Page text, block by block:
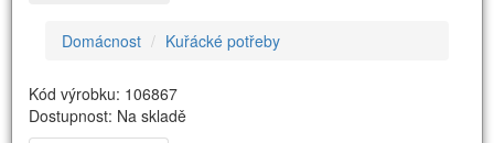
Domácnost Kuřácké potřeby
Kód výrobku: 106867
Dostupnost: Na skladě